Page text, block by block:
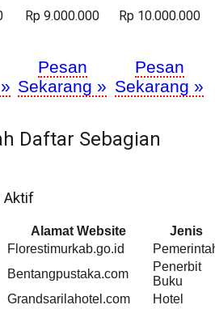
Rp 9.000.000 Rp 10.000.000
Pesan
Sekarang »
Pesan
Sekarang »
Daftar Sebagian
Aktif
Alamat Website
Jenis
Florestimurkab.go.id
Bentangpustaka.com
Penerbit
Buku
Grandsarilahotel.com
Hotel